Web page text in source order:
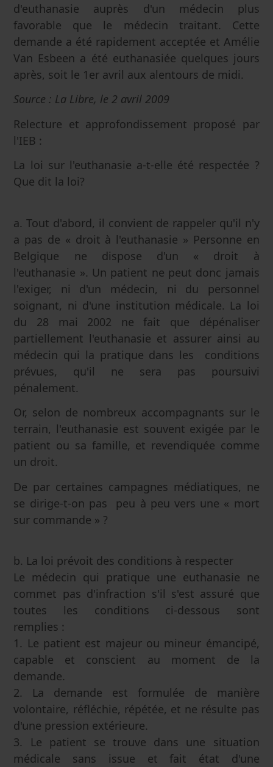
d'euthanasie auprès d'un médecin plus
favorable que le médecin traitant. Cette
demande a été rapidement acceptée et Amélie
Van Esbeen a été euthanasiée quelques jours
après, soit le 1er avril aux alentours de midi.
Source : La Libre, le 2 avril 2009
Relecture et approfondissement proposé par
l'IEB :
La loi sur l'euthanasie a-t-elle été respectée ?
Que dit la loi?
a. Tout d'abord, il convient de rappeler qu'il n'y
a pas de « droit à l'euthanasie » Personne en
Belgique ne dispose d'un « droit à
l'euthanasie ». Un patient ne peut donc jamais
l'exiger, ni d'un médecin, ni du personnel
soignant, ni d'une institution médicale. La loi
du 28 mai 2002 ne fait que dépénaliser
partiellement l'euthanasie et assurer ainsi au
médecin qui la pratique dans les conditions
prévues, qu'il ne sera pas poursuivi
pénalement.
Or, selon de nombreux accompagnants sur le
terrain, l'euthanasie est souvent exigée par le
patient ou sa famille, et revendiquée comme
un droit.
De par certaines campagnes médiatiques, ne
se dirige-t-on pas peu à peu vers une « mort
sur commande » ?
b. La loi prévoit des conditions à respecter
Le médecin qui pratique une euthanasie ne
commet pas d'infraction s'il s'est assuré que
toutes les conditions ci-dessous sont
remplies :
1. Le patient est majeur ou mineur émancipé,
capable et conscient au moment de la
demande.
2. La demande est formulée de manière
volontaire, réfléchie, répétée, et ne résulte pas
d'une pression extérieure.
3. Le patient se trouve dans une situation
médicale sans issue et fait état d'une